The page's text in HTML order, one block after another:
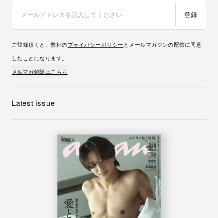
登録
ご登録頂くと、弊社のプライバシーポリシー とメールマガジンの配信に同意
したことになります。
メルマガ解除はこちら
Latest issue